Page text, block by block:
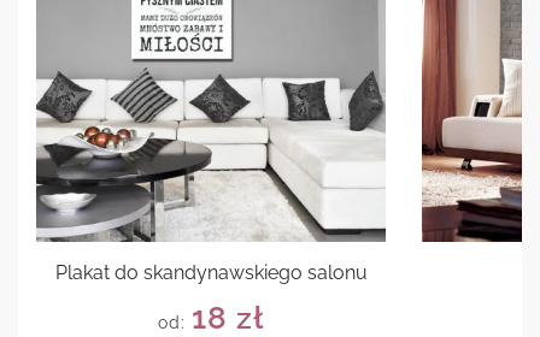
Plakat do skandynawskiego salonu
od: 18 zł